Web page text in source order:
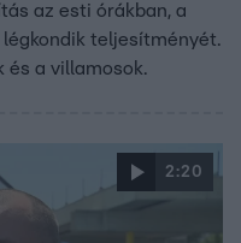
az esti órákban, a
teljesítményét.
és a villamosok.
2:20